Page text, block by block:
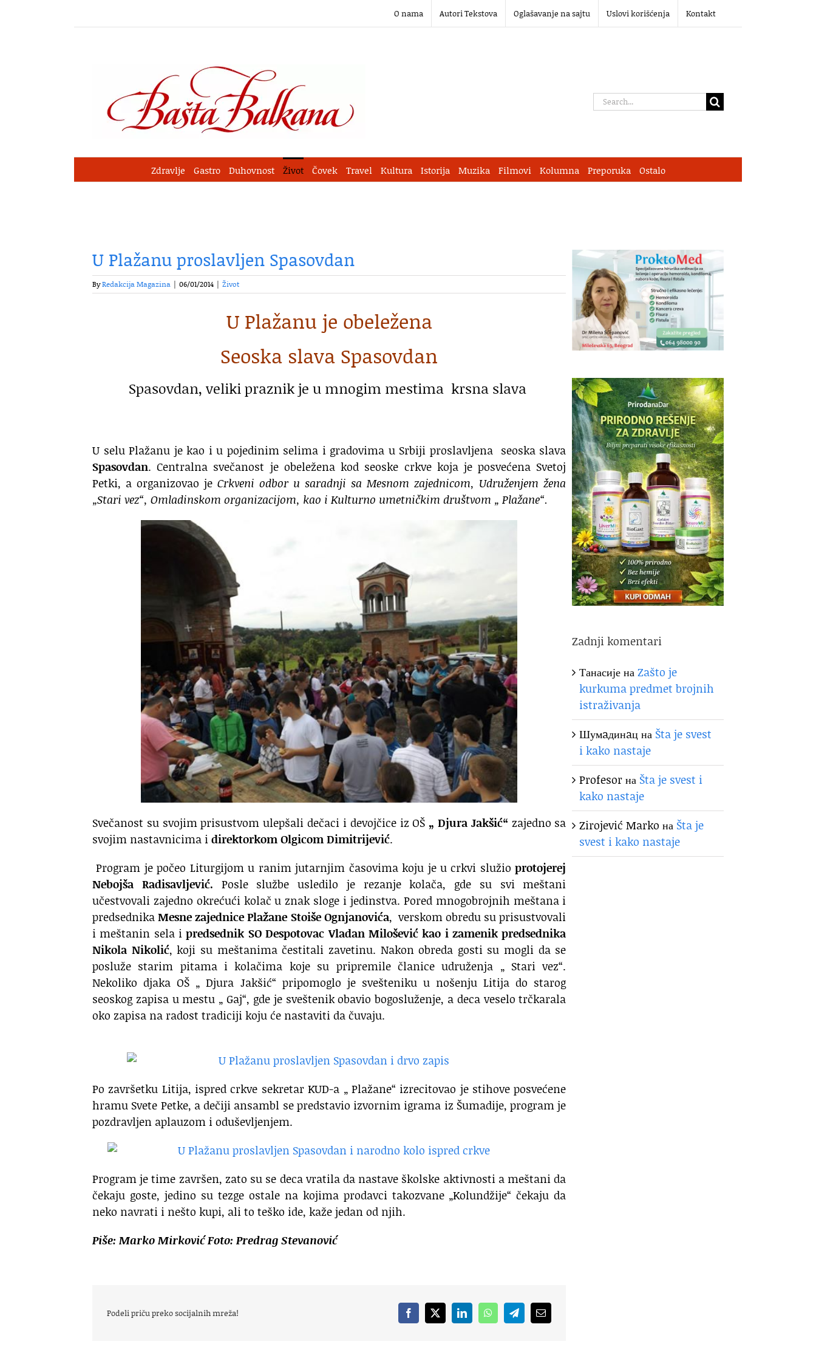
O nama Autori Tekstova Oglašavanje na sajtu Uslovi korišćenja Kontakt
Search
Zdravlje Gastro Duhovnost Život Čovek Travel Kultura Istorija Muzika Filmovi Kolumna Preporuka Ostalo
U Plažanu proslavljen Spasovdan
ByRedakcija Magazina | 06/01/2014 | Život
U Plažanu je obeležena
Seoska slava Spasovdan
Spasovdan, veliki praznik je u mnogim mestima krsna slava
U selu Plažanu je kao i u pojedinim selima i gradovima u Srbiji proslavljena seoska slava
Spasovdan. Centralna svečanost je obeležena kod seoske crkve koja je posvećena Svetoj
Petki, a organizovao jeCrkveni odbor u saradnji sa Mesnom zajednicom, Udruženjem žena
„Stari vez“, Omladinskom organizacijom, kao i Kulturno umetničkim društvom „ Plažane“.
Svečanost su svojim prisustvom ulepšali dečaci i devojčice iz OŠ „ Djura Jakšić“ zajedno sa
svojim nastavnicima idirektorkom Olgicom Dimitrijević.
Program je počeo Liturgijom u ranim jutarnjim časovima koju je u crkvi služioprotojerej
Nebojša Radisavljević. Posle službe usledilo je rezanje kolača, gde su svi meštani
učestvovali zajedno okrećući kolač u znak sloge i jedinstva. Pored mnogobrojnih meštana i
predsednikaMesne zajednice Plažane Stoiše Ognjanovića, verskom obredu su prisustvovali
i meštanin sela ipredsednik SO Despotovac Vladan Milošević kao i zamenik predsednika
Nikola Nikolić, koji su meštanima čestitali zavetinu. Nakon obreda gosti su mogli da se
posluže starim pitama i kolačima koje su pripremile članice udruženja „ Stari vez“.
Nekoliko djaka OŠ „ Djura Jakšić“ pripomoglo je svešteniku u nošenju Litija do starog
seoskog zapisa u mestu „ Gaj“, gde je sveštenik obavio bogosluženje, a deca veselo trčkarala
oko zapisa na radost tradiciji koju će nastaviti da čuvaju.
Po završetku Litija, ispred crkve sekretar KUD-a „ Plažane“ izrecitovao je stihove posvećene
hramu Svete Petke, a dečiji ansambl se predstavio izvornim igrama iz Šumadije, program je
pozdravljen aplauzom i oduševljenjem.
Program je time završen, zato su se deca vratila da nastave školske aktivnosti a meštani da
čekaju goste, jedino su tezge ostale na kojima prodavci takozvane „Kolundžije“ čekaju da
neko navrati i nešto kupi, ali to teško ide, kaže jedan od njih.
Piše: Marko MirkovićFoto: Predrag Stevanović
Podeli priču preko socijalnih mreža! Facebook
X LinkedInWhatsAppTelegramEmail
Zadnji komentari
ТанасијенаZašto je
kurkuma predmet brojnih
istraživanja
Шумaдинaцна Šta je svest
i kako nastaje
Profesorна Šta je svest i
kako nastaje
Zirojević Marko на Šta je
svest i kako nastaje